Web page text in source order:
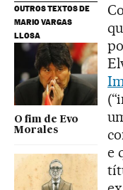
OUTROS TEXTOS DE
MARIO VARGAS
LLOSA
O fim de Evo
Morales
e